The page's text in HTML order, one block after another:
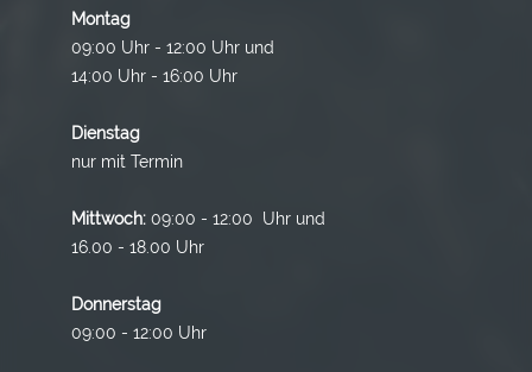
Montag
09:00 Uhr - 12:00 Uhr und
14:00 Uhr - 16:00 Uhr
Dienstag
nur mit Termin
Mittwoch: 09:00 - 12:00 Uhr und
16.00 - 18.00 Uhr
Donnerstag
09:00 - 12:00 Uhr